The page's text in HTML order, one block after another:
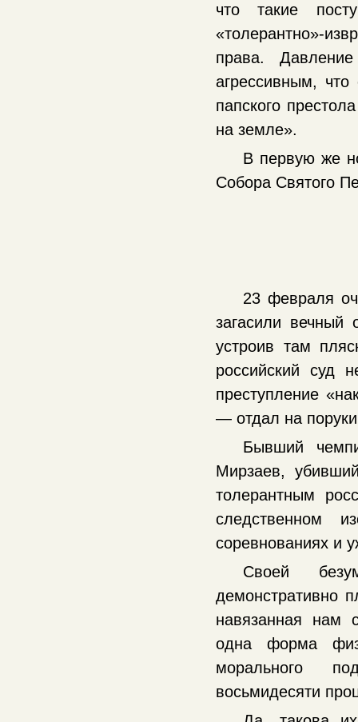
что такие
«толерантно»-
права.
агрессивным,
папского
на земле».
В первую же
Собора Святого
23 февраля
загасили вечный
устроив там
российский суд
преступление
— отдал на
Бывший
Мирзаев,
толерантным
следственном
соревнованиях и
Своей
демонстративно
навязанная нам
одна форма
морального
восьмидесяти